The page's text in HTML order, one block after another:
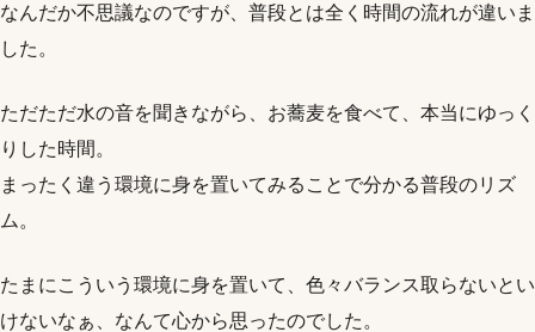
なんだか不思議なのですが、普段とは全く時間の流れが違いま
した。
ただただ水の音を聞きながら、お蕎麦を食べて、本当にゆっく
りした時間。
まったく違う環境に身を置いてみることで分かる普段のリズ
ム。
たまにこういう環境に身を置いて、色々バランス取らないとい
けないなぁ、なんて心から思ったのでした。